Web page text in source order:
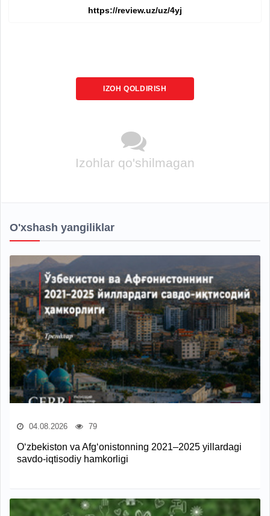
IZOH QOLDIRISH
Izohlar qo'shilmagan
O'xshash yangiliklar
04.08.2026 79
O‘zbekiston va Afg‘onistonning 2021–2025 yillardagi
savdo-iqtisodiy hamkorligi